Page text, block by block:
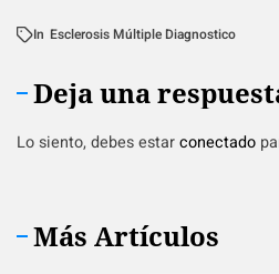
In Esclerosis Múltiple Diagnostico
Deja una
Lo siento, debes estarconectado
Más Artículos